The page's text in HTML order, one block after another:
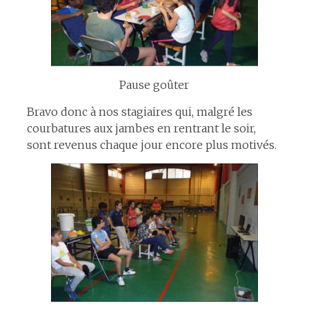
Pause goûter
Bravo donc à nos stagiaires qui, malgré les
courbatures aux jambes en rentrant le soir,
sont revenus chaque jour encore plus motivés.